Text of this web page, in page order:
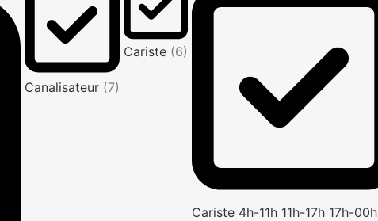
Canalisateur (7)
Cariste (6)
Cariste 4h-11h 11h-17h 17h-00h